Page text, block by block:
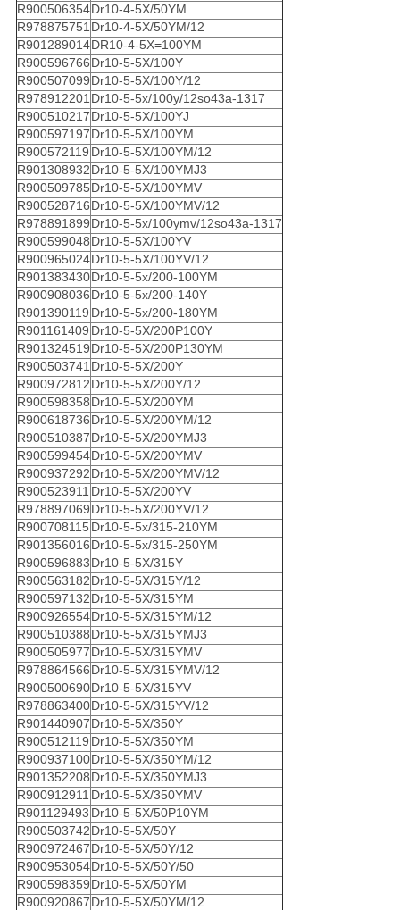
R900506354Dr10-4-5X/50YM
R978875751 Dr10-4-5X/50YM/12
R901289014DR10-4-5X=100YM
R900596766Dr10-5-5X/100Y
R900507099Dr10-5-5X/100Y/12
R978912201 Dr10-5-5x/100y/12so43a-1317
R900510217Dr10-5-5X/100YJ
R900597197Dr10-5-5X/100YM
R900572119 Dr10-5-5X/100YM/12
R901308932Dr10-5-5X/100YMJ3
R900509785Dr10-5-5X/100YMV
R900528716Dr10-5-5X/100YMV/12
R978891899Dr10-5-5x/100ymv/12so43a-1317
R900599048Dr10-5-5X/100YV
R900965024Dr10-5-5X/100YV/12
R901383430Dr10-5-5x/200-100YM
R900908036Dr10-5-5x/200-140Y
R901390119 Dr10-5-5x/200-180YM
R901161409 Dr10-5-5X/200P100Y
R901324519Dr10-5-5X/200P130YM
R900503741 Dr10-5-5X/200Y
R900972812Dr10-5-5X/200Y/12
R900598358Dr10-5-5X/200YM
R900618736Dr10-5-5X/200YM/12
R900510387Dr10-5-5X/200YMJ3
R900599454Dr10-5-5X/200YMV
R900937292Dr10-5-5X/200YMV/12
R900523911 Dr10-5-5X/200YV
R978897069Dr10-5-5X/200YV/12
R900708115 Dr10-5-5x/315-210YM
R901356016Dr10-5-5x/315-250YM
R900596883Dr10-5-5X/315Y
R900563182Dr10-5-5X/315Y/12
R900597132Dr10-5-5X/315YM
R900926554Dr10-5-5X/315YM/12
R900510388Dr10-5-5X/315YMJ3
R900505977Dr10-5-5X/315YMV
R978864566Dr10-5-5X/315YMV/12
R900500690Dr10-5-5X/315YV
R978863400Dr10-5-5X/315YV/12
R901440907Dr10-5-5X/350Y
R900512119 Dr10-5-5X/350YM
R900937100Dr10-5-5X/350YM/12
R901352208Dr10-5-5X/350YMJ3
R900912911 Dr10-5-5X/350YMV
R901129493 Dr10-5-5X/50P10YM
R900503742Dr10-5-5X/50Y
R900972467Dr10-5-5X/50Y/12
R900953054Dr10-5-5X/50Y/50
R900598359Dr10-5-5X/50YM
R900920867Dr10-5-5X/50YM/12